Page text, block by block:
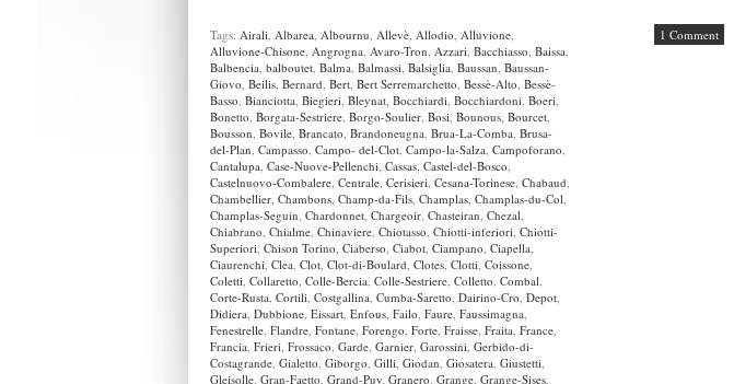
Tags: Airali, Albarea, Albournu, Allevè, Allodio, Alluvione,
Alluvione-Chisone, Angrogna, Avaro-Tron, Azzari, Bacchiasso, Baissa,
Balbencia, balboutet, Balma, Balmassi, Balsiglia, Baussan, Baussan-
Giovo, Beilis, Bernard, Bert, Bert Serremarchetto, Bessè-Alto, Bessè-
Basso, Bianciotta, Biegieri, Bleynat, Bocchiardi, Bocchiardoni, Boeri,
Bonetto, Borgata-Sestriere, Borgo-Soulier, Bosi, Bounous, Bourcet,
Bousson, Bovile, Brancato, Brandoneugna, Brua-La-Comba, Brusa-
del-Plan, Campasso, Campo- del-Clot, Campo-la-Salza, Campoforano,
Cantalupa, Case-Nuove-Pellenchi, Cassas, Castel-del-Bosco,
Castelnuovo-Combalere, Centrale, Cerisieri, Cesana-Torinese, Chabaud,
Chambellier, Chambons, Champ-da-Fils, Champlas, Champlas-du-Col,
Champlas-Seguin, Chardonnet, Chargeoir, Chasteiran, Chezal,
Chiabrano, Chialme, Chinaviere, Chiotasso, Chiotti-inferiori, Chiotti-
Superiori, Chison Torino, Ciaberso, Ciabot, Ciampano, Ciapella,
Ciaurenchi, Clea, Clot, Clot-di-Boulard, Clotes, Clotti, Coissone,
Coletti, Collaretto, Colle-Bercia, Colle-Sestriere, Colletto, Combal,
Corte-Rusta, Cortili, Costgallina, Cumba-Saretto, Dairino-Cro, Depot,
Didiera, Dubbione, Eissart, Enfous, Failo, Faure, Faussimagna,
Fenestrelle, Flandre, Fontane, Forengo, Forte, Fraisse, Fraita, France,
Francia, Frieri, Frossaco, Garde, Garnier, Garossini, Gerbido-di-
Costagrande, Gialetto, Giborgo, Gilli, Giodan, Giosatera, Giustetti,
Gleisolle, Gran-Faetto, Grand-Puy, Granero, Grange, Grange-Sises,
1 Comment